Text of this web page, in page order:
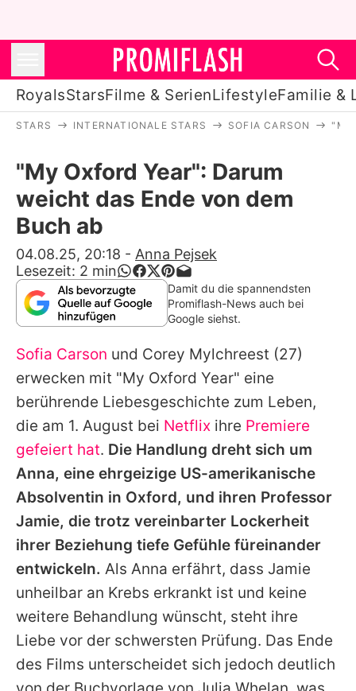
RoyalsStarsFilme & SerienLifestyleFamilie &
Stars
Filme & Serien
Lifestyle
Familie & Liebe
Promiflash Exklusiv
Alle Themen auf Promiflash
Jobs
App runterladen
Team
Redaktionelle Richtlinien
Impressum
Datenschutzerklärung
Utiq verwalten
STARS INTERNATIONALE STARS SOFIA CARSON "MY
"My Oxford Year": Darum
weicht das Ende von dem
Buch ab
04.08.25, 20:18 - Anna Pejsek
Lesezeit: 2 min
Damit du die spannendsten
Promiflash-News auch bei
Google siehst.
Sofia Carson und Corey Mylchreest (27)
erwecken mit "My Oxford Year" eine
berührende Liebesgeschichte zum Leben,
die am 1. August bei Netflix ihre Premiere
gefeiert hat. Die Handlung dreht sich um
Anna, eine ehrgeizige US-amerikanische
Absolventin in Oxford, und ihren Professor
Jamie, die trotz vereinbarter Lockerheit
ihrer Beziehung tiefe Gefühle füreinander
entwickeln. Als Anna erfährt, dass Jamie
unheilbar an Krebs erkrankt ist und keine
weitere Behandlung wünscht, steht ihre
Liebe vor der schwersten Prüfung. Das Ende
des Films unterscheidet sich jedoch deutlich